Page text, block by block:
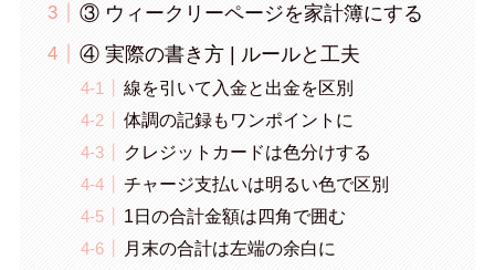
③ ウィークリーページを家計簿にする
④ 実際の書き方 | ルールと工夫
線を引いて入金と出金を区別
体調の記録もワンポイントに
クレジットカードは色分けする
チャージ支払いは明るい色で区別
1日の合計金額は四角で囲む
月末の合計は左端の余白に